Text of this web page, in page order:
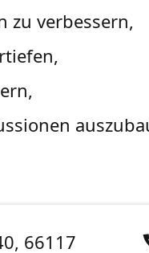
zu verbessern,
66117